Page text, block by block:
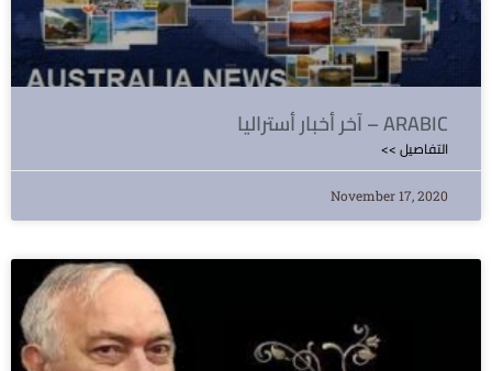
آخر أخبار أستراليا – ARABIC
<< التفاصيل
November 17, 2020